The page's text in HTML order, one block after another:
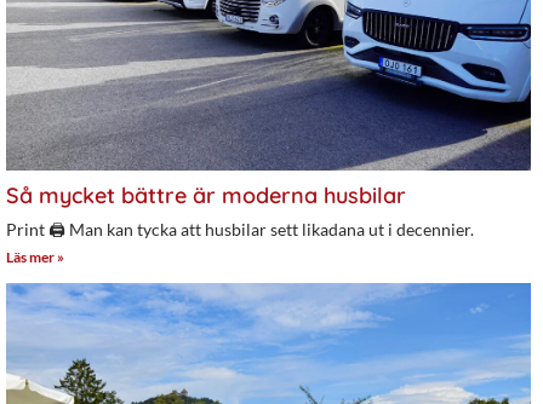
Så mycket bättre är moderna husbilar
Print 🖨 Man kan tycka att husbilar sett likadana ut i decennier.
Läs mer »